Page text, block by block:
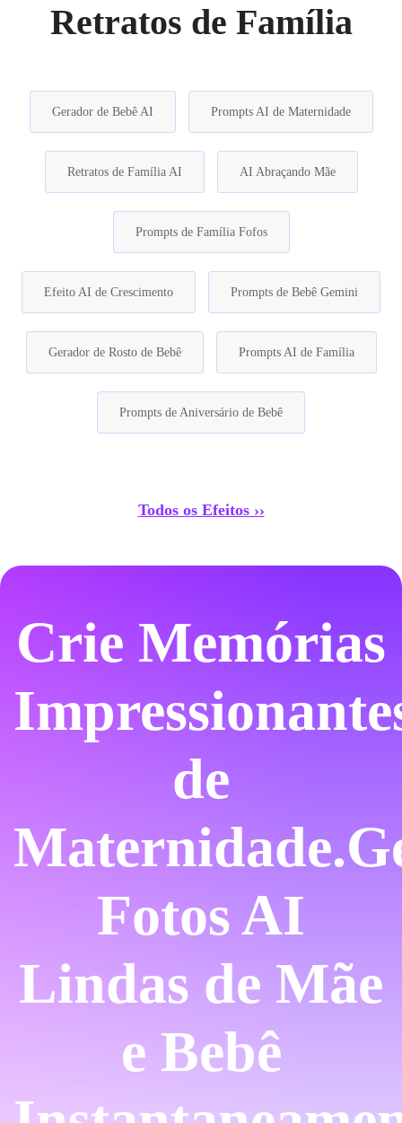
Retratos de Família
Gerador de Bebê AI Prompts AI de Maternidade
Retratos de Família AI AI Abraçando Mãe
Prompts de Família Fofos
Efeito AI de Crescimento Prompts de Bebê Gemini
Gerador de Rosto de Bebê Prompts AI de Família
Prompts de Aniversário de Bebê
Todos os Efeitos ››
Crie Memórias
de
Maternidade.
Fotos AI
Lindas de Mãe
e Bebê